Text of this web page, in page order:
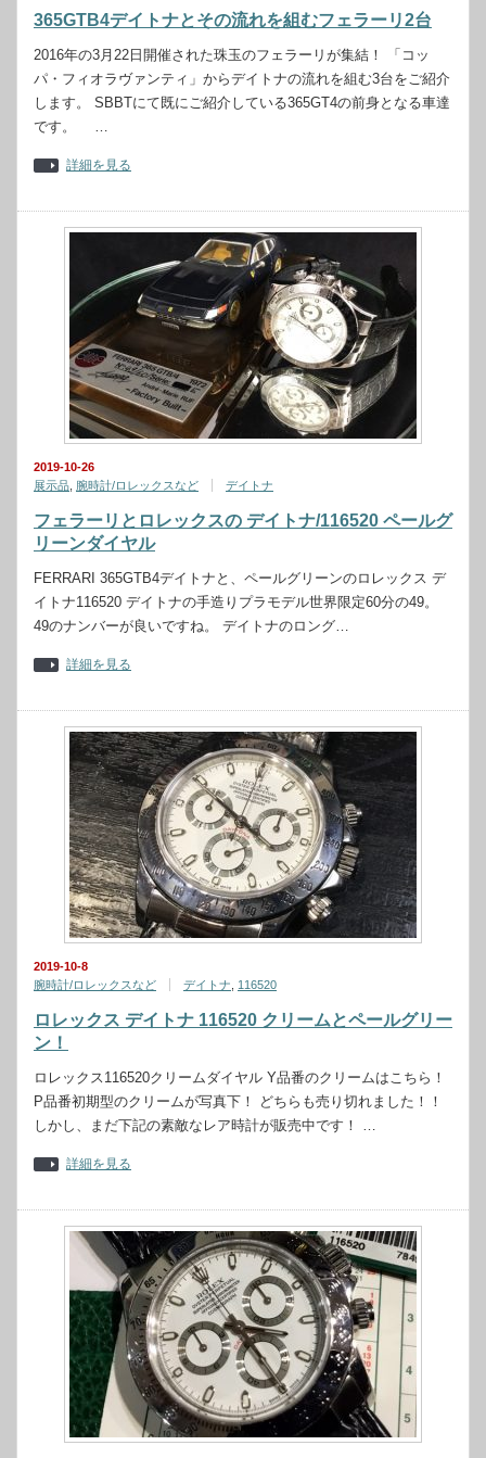
365GTB4デイトナとその流れを組むフェラーリ2台
2016年の3月22日開催された珠玉のフェラーリが集結！ 「コッ
パ・フィオラヴァンティ」からデイトナの流れを組む3台をご紹介
します。 SBBTにて既にご紹介している365GT4の前身となる車達
です。 …
詳細を見る
2019-10-26
展示品 腕時計/ロレックスなど デイトナ
フェラーリとロレックスの デイトナ/116520 ペールグ
リーンダイヤル
FERRARI 365GTB4デイトナと、ペールグリーンのロレックス デ
イトナ116520 デイトナの手造りプラモデル世界限定60分の49。
49のナンバーが良いですね。 デイトナのロング…
詳細を見る
2019-10-8
腕時計/ロレックスなど
デイトナ 116520
ロレックス デイトナ 116520 クリームとペールグリー
ン！
ロレックス116520クリームダイヤル Y品番のクリームはこちら！
P品番初期型のクリームが写真下！ どちらも売り切れました！！
しかし、まだ下記の素敵なレア時計が販売中です！ …
詳細を見る